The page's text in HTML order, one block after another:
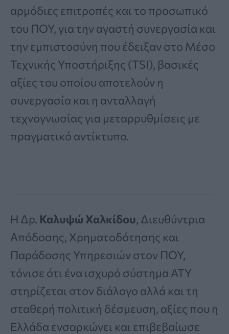
αρμόδιες επιτροπές και το προσωπικό
του ΠΟΥ, για την αγαστή συνεργασία και
την εμπιστοσύνη που έδειξαν στο Μέσο
Τεχνικής Υποστήριξης (TSI), βασικές
αξίες του οποίου αποτελούν η
συνεργασία και η ανταλλαγή
τεχνογνωσίας για μεταρρυθμίσεις με
πραγματικό αντίκτυπο.
H Δρ. Καλυψώ Χαλκίδου, Διευθύντρια
Απόδοσης, Χρηματοδότησης και
Παράδοσης Υπηρεσιών στον ΠΟΥ,
τόνισε ότι ένα ισχυρό σύστημα ΑΤΥ
στηρίζεται στον διάλογο αλλά και τη
σταθερή πολιτική δέσμευση, αξίες που η
Ελλάδα ενσαρκώνει και επιβεβαίωσε